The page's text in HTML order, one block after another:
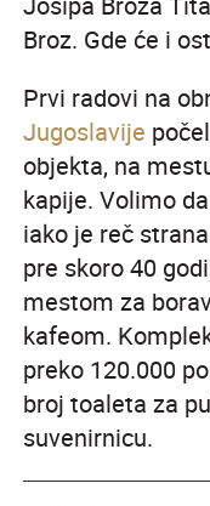
Broz. Gde će i
Prvi radovi na
Jugoslavije
objekta, na
kapije. Volimo
iako je reč
pre skoro 40
mestom za
kafeom.
preko 120.000
broj toaleta za
suvenirnicu.